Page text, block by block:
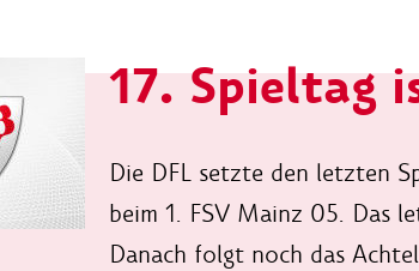
17. Spieltag
Die DFL setzte den letzten
beim 1. FSV Mainz 05. Das
Danach folgt noch das